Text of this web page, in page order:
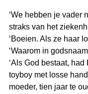
‘We hebben je vader
straks van het
‘Boeien. Als ze haar
‘Waarom in
‘Als God bestaat,
toyboy met losse
moeder, tien jaar te